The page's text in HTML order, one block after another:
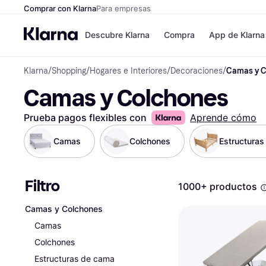
Comprar con KlarnaPara empresas
Descubre Klarna
Formas de pago
Paga ahora
Paga en 3 plazos
Paga en 30 días
Financiación
Klarna en Apple
Compra
Tiendas
Shein
Zalando Prive
Zara
JD Sports
Directorio de
App de Klarna
Klarna/Shopping/Hogares e Interiores/Decoraciones/Camas y
Camas y Colchones
Prueba pagos flexibles con Aprende cómo
Camas Colchones
Filtro
Camas y Colchones
Camas
Colchones
Estructuras de cama
1000+ productos